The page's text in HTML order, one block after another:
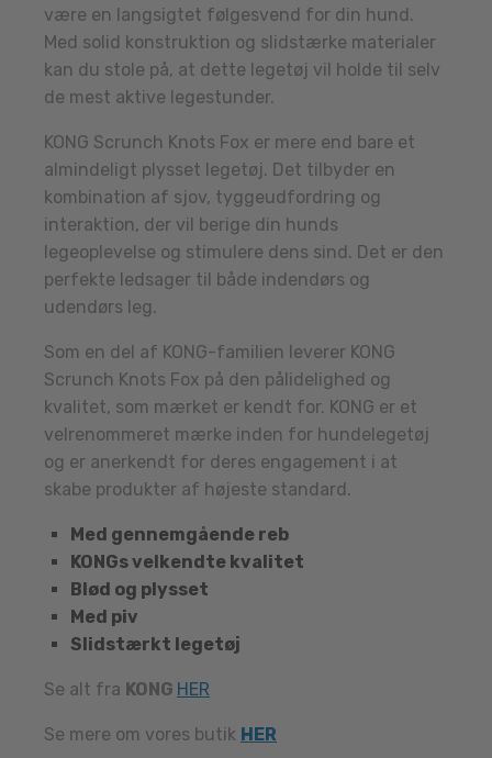
være en langsigtet følgesvend for din hund.
Med solid konstruktion og slidstærke materialer
kan du stole på, at dette legetøj vil holde til selv
de mest aktive legestunder.
KONG Scrunch Knots Fox er mere end bare et
almindeligt plysset legetøj. Det tilbyder en
kombination af sjov, tyggeudfordring og
interaktion, der vil berige din hunds
legeoplevelse og stimulere dens sind. Det er den
perfekte ledsager til både indendørs og
udendørs leg.
Som en del af KONG-familien leverer KONG
Scrunch Knots Fox på den pålidelighed og
kvalitet, som mærket er kendt for. KONG er et
velrenommeret mærke inden for hundelegetøj
og er anerkendt for deres engagement i at
skabe produkter af højeste standard.
Med gennemgående reb
KONGs velkendte kvalitet
Blød og plysset
Med piv
Slidstærkt legetøj
Se alt fra KONG HER
Se mere om vores butik HER